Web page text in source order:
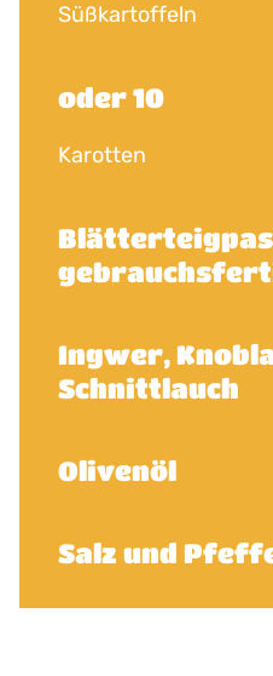
Süßkartoffeln
oder 10
Karotten
Ingwer,
Schnittlauch
Olivenöl
Salz und